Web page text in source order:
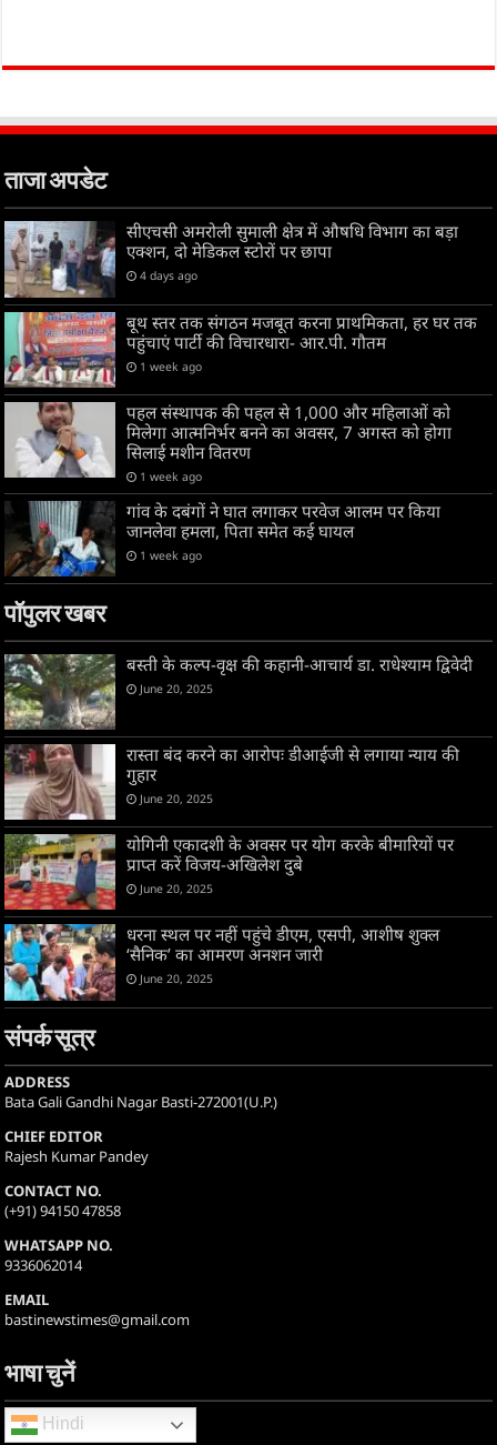
ताजा अपडेट
सीएचसी अमरोली सुमाली क्षेत्र में औषधि विभाग का बड़ा
एक्शन, दो मेडिकल स्टोरों पर छापा
4 days ago
बूथ स्तर तक संगठन मजबूत करना प्राथमिकता, हर घर तक
पहुंचाएं पार्टी की विचारधारा- आर.पी. गौतम
1 week ago
पहल संस्थापक की पहल से 1,000 और महिलाओं को
मिलेगा आत्मनिर्भर बनने का अवसर, 7 अगस्त को होगा
सिलाई मशीन वितरण
1 week ago
गांव के दबंगों ने घात लगाकर परवेज आलम पर किया
जानलेवा हमला, पिता समेत कई घायल
1 week ago
पॉपुलर खबर
बस्ती के कल्प-वृक्ष की कहानी-आचार्य डा. राधेश्याम द्विवेदी
June 20, 2025
रास्ता बंद करने का आरोपः डीआईजी से लगाया न्याय की
गुहार
June 20, 2025
योगिनी एकादशी के अवसर पर योग करके बीमारियों पर
प्राप्त करें विजय-अखिलेश दुबे
June 20, 2025
धरना स्थल पर नहीं पहुंचे डीएम, एसपी, आशीष शुक्ल
‘सैनिक’ का आमरण अनशन जारी
June 20, 2025
संपर्क सूत्र
ADDRESS
Bata Gali Gandhi Nagar Basti-272001(U.P.)
CHIEF EDITOR
Rajesh Kumar Pandey
CONTACT NO.
(+91) 94150 47858
WHATSAPP NO.
9336062014
EMAIL
bastinewstimes@gmail.com
भाषा चुनें
Hindi